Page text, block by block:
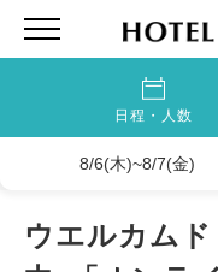
日程・人数
8/6(木)~8/7(金)
ウエルカム